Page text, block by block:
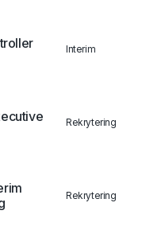
Interim
Rekrytering
Rekrytering